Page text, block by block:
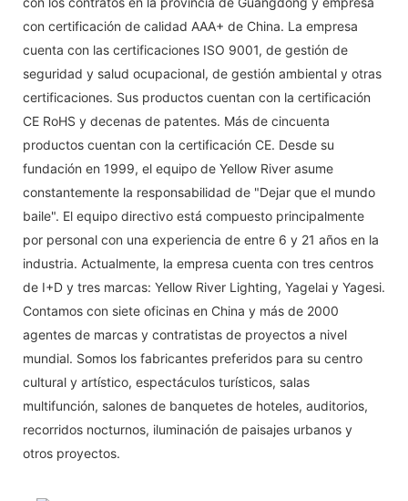
con certificación de calidad AAA+ de China. La empresa
cuenta con las certificaciones ISO 9001, de gestión de
seguridad y salud ocupacional, de gestión ambiental y otras
certificaciones. Sus productos cuentan con la certificación
CE RoHS y decenas de patentes. Más de cincuenta
productos cuentan con la certificación CE. Desde su
fundación en 1999, el equipo de Yellow River asume
constantemente la responsabilidad de "Dejar que el mundo
baile". El equipo directivo está compuesto principalmente
por personal con una experiencia de entre 6 y 21 años en la
industria. Actualmente, la empresa cuenta con tres centros
de I+D y tres marcas: Yellow River Lighting, Yagelai y Yagesi.
Contamos con siete oficinas en China y más de 2000
agentes de marcas y contratistas de proyectos a nivel
mundial. Somos los fabricantes preferidos para su centro
cultural y artístico, espectáculos turísticos, salas
multifunción, salones de banquetes de hoteles, auditorios,
recorridos nocturnos, iluminación de paisajes urbanos y
otros proyectos.